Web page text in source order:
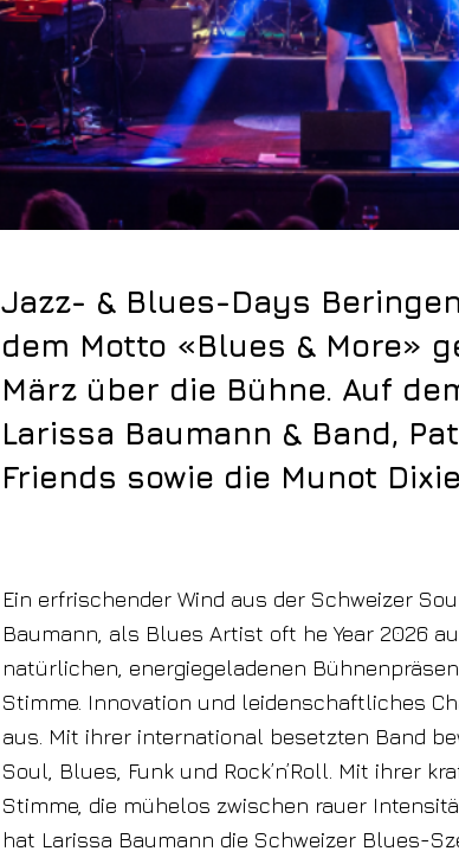
Jazz- & Blues-Days
dem Motto «Blues & More»
März über die Bühne. Auf
Larissa Baumann & Band,
Friends sowie die Munot
Ein erfrischender Wind aus der Schweizer
Baumann, als Blues Artist oft he Year 2026
natürlichen, energiegeladenen
Stimme. Innovation und leidenschaftliches
aus. Mit ihrer international besetzten Band
Soul, Blues, Funk und Rock’n’Roll. Mit ihrer
Stimme, die mühelos zwischen rauer
hat Larissa Baumann die Schweizer Blues-